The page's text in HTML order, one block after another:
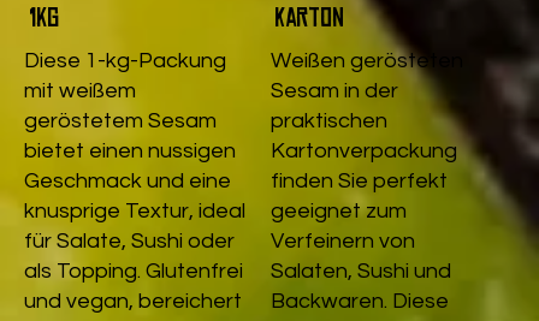
1kg
Diese 1-kg-Packung
mit weißem
geröstetem Sesam
bietet einen nussigen
Geschmack und eine
knusprige Textur, ideal
für Salate, Sushi oder
als Topping. Glutenfrei
und vegan, bereichert
Karton
Weißen gerösteten
Sesam in der
praktischen
Kartonverpackung
finden Sie perfekt
geeignet zum
Verfeinern von
Salaten, Sushi und
Backwaren. Diese